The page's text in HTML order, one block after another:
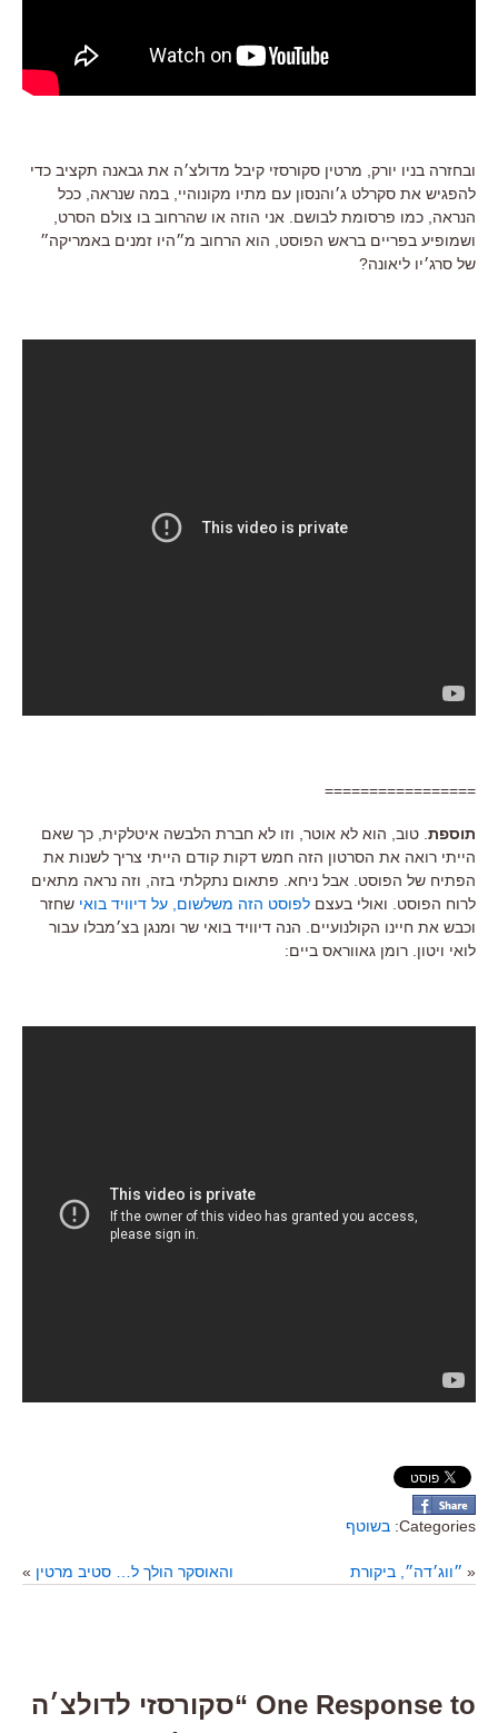
ובחזרה בניו יורק, מרטין סקורסזי קיבל מדולצ׳ה את גבאנה תקציב כדי
להפגיש את סקרלט ג׳והנסון עם מתיו מקונוהיי, במה שנראה, ככל
הנראה, כמו פרסומת לבושם. אני הוזה או שהרחוב בו צולם הסרט,
ושמופיע בפריים בראש הפוסט, הוא הרחוב מ״היו זמנים באמריקה״
של סרג׳יו ליאונה?
=================
תוספת . טוב, הוא לא אוטר, וזו לא חברת הלבשה איטלקית, כך שאם
הייתי רואה את הסרטון הזה חמש דקות קודם הייתי צריך לשנות את
הפתיח של הפוסט. אבל ניחא. פתאום נתקלתי בזה, וזה נראה מתאים
לרוח הפוסט. ואולי בעצם לפוסט הזה משלשום, על דיוויד בואי שחזר
וכבש את חיינו הקולנועיים. הנה דיוויד בואי שר ומנגן בצ׳מבלו עבור
לואי ויטון. רומן גאווראס ביים:
Categories: בשוטף
« ״ווג׳דה״, ביקורת והאוסקר הולך ל… סטיב מרטין »
One Response to “סקורסזי לדולצ׳ה